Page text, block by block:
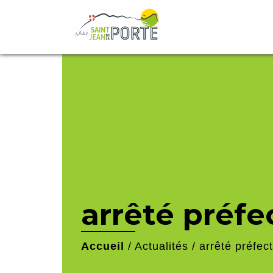
arrêté
Accueil / Actualités / arrêté